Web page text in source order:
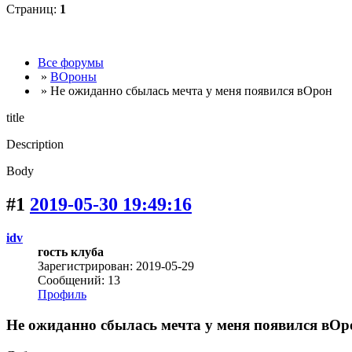
Страниц: 1
Все форумы
» ВОроны
» Не ожиданно сбылась мечта у меня появился вОрон
title
Description
Body
#1 2019-05-30 19:49:16
idv
гость клуба
Зарегистрирован: 2019-05-29
Сообщений: 13
Профиль
Не ожиданно сбылась мечта у меня появился